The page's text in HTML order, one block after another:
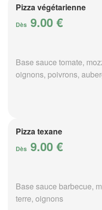
Pizza végétarienne
Dès 9.00 €
Base sauce tomate,
oignons, poivrons,
Pizza texane
Dès 9.00 €
Base sauce barbecue,
terre, oignons